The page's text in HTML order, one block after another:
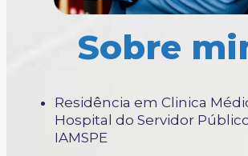
Sobre
Residência em Clinica
Hospital do Servidor
IAMSPE